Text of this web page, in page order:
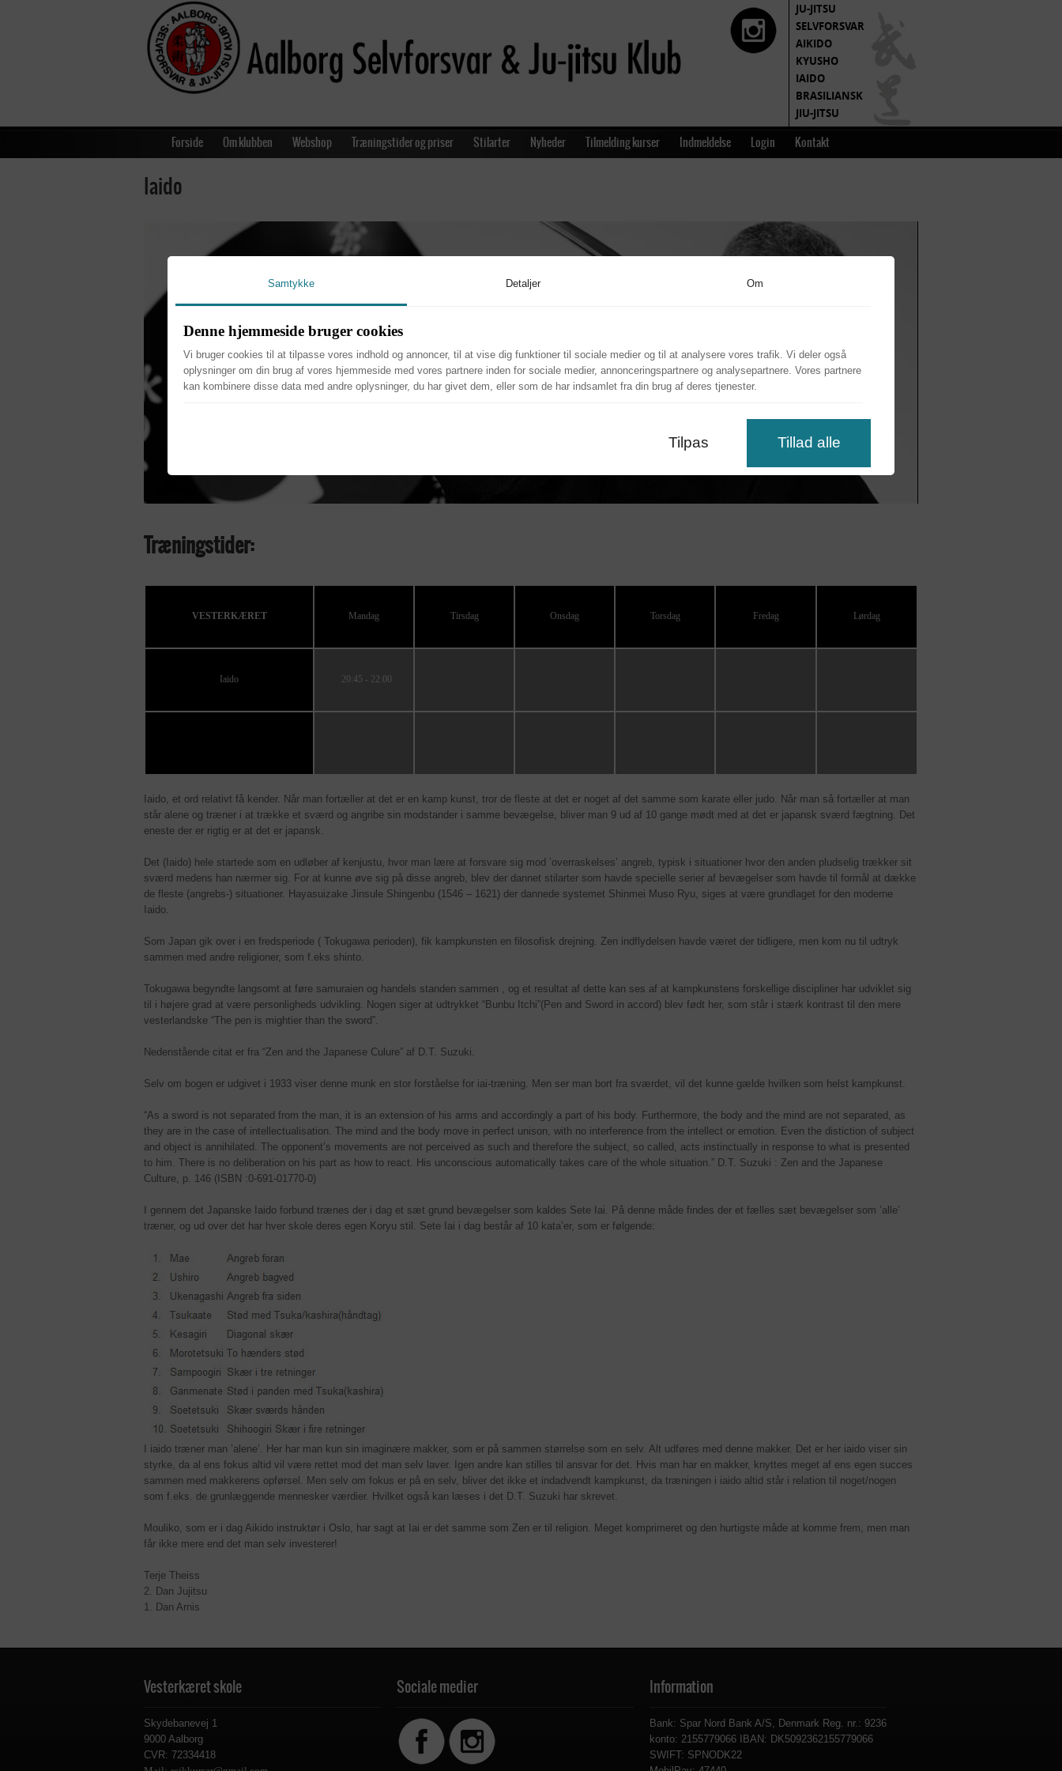
JU-JITSU
SELVFORSVAR
AIKIDO
KYUSHO
IAIDO
BRASILIANSK
JIU-JITSU
MOTIONSRUM
Forside Om klubben Webshop Træningstider og priser Stilarter Nyheder Tilmelding kurser Indmeldelse Login Kontakt
Iaido
Træningstider:
VESTERKÆRET Mandag Tirsdag Onsdag Torsdag Fredag Lørdag
Iaido 20:45 - 22:00
Iaido, et ord relativt få kender. Når man fortæller at det er en kamp kunst, tror de fleste at det er noget af det samme som karate eller judo. Når man så fortæller at man
står alene og træner i at trække et sværd og angribe sin modstander i samme bevægelse, bliver man 9 ud af 10 gange mødt med at det er japansk sværd fægtning. Det
eneste der er rigtig er at det er japansk.
Det (Iaido) hele startede som en udløber af kenjustu, hvor man lære at forsvare sig mod ’overraskelses’ angreb, typisk i situationer hvor den anden pludselig trækker sit
sværd medens han nærmer sig. For at kunne øve sig på disse angreb, blev der dannet stilarter som havde specielle serier af bevægelser som havde til formål at dække
de fleste (angrebs-) situationer. Hayasuizake Jinsule Shingenbu (1546 – 1621) der dannede systemet Shinmei Muso Ryu, siges at være grundlaget for den moderne
Iaido.
Som Japan gik over i en fredsperiode ( Tokugawa perioden), fik kampkunsten en filosofisk drejning. Zen indflydelsen havde været der tidligere, men kom nu til udtryk
sammen med andre religioner, som f.eks shinto.
Tokugawa begyndte langsomt at føre samuraien og handels standen sammen , og et resultat af dette kan ses af at kampkunstens forskellige discipliner har udviklet sig
til i højere grad at være personligheds udvikling. Nogen siger at udtrykket “Bunbu Itchi”(Pen and Sword in accord) blev født her, som står i stærk kontrast til den mere
vesterlandske “The pen is mightier than the sword”.
Nedenstående citat er fra “Zen and the Japanese Culure” af D.T. Suzuki.
Selv om bogen er udgivet i 1933 viser denne munk en stor forståelse for iai-træning. Men ser man bort fra sværdet, vil det kunne gælde hvilken som helst kampkunst.
“As a sword is not separated from the man, it is an extension of his arms and accordingly a part of his body. Furthermore, the body and the mind are not separated, as
they are in the case of intellectualisation. The mind and the body move in perfect unison, with no interference from the intellect or emotion. Even the distiction of subject
and object is annihilated. The opponent’s movements are not perceived as such and therefore the subject, so called, acts instinctually in response to what is presented
to him. There is no deliberation on his part as how to react. His unconscious automatically takes care of the whole situation.” D.T. Suzuki : Zen and the Japanese
Culture, p. 146 (ISBN :0-691-01770-0)
I gennem det Japanske Iaido forbund trænes der i dag et sæt grund bevægelser som kaldes Sete Iai. På denne måde findes der et fælles sæt bevægelser som ’alle’
træner, og ud over det har hver skole deres egen Koryu stil. Sete Iai i dag består af 10 kata’er, som er følgende:
I iaido træner man ’alene’. Her har man kun sin imaginære makker, som er på sammen størrelse som en selv. Alt udføres med denne makker. Det er her iaido viser sin
styrke, da al ens fokus altid vil være rettet mod det man selv laver. Igen andre kan stilles til ansvar for det. Hvis man har en makker, knyttes meget af ens egen succes
sammen med makkerens opførsel. Men selv om fokus er på en selv, bliver det ikke et indadvendt kampkunst, da træningen i iaido altid står i relation til noget/nogen
som f.eks. de grunlæggende mennesker værdier. Hvilket også kan læses i det D.T. Suzuki har skrevet.
Mouliko, som er i dag Aikido instruktør i Oslo, har sagt at Iai er det samme som Zen er til religion. Meget komprimeret og den hurtigste måde at komme frem, men man
får ikke mere end det man selv investerer!
Terje Theiss
2. Dan Jujitsu
1. Dan Arnis
Vesterkæret skole
Skydebanevej 1
9000 Aalborg
CVR: 72334418
Sociale medier Information
Bank: Spar Nord Bank A/S, Denmark Reg. nr.: 9236
konto: 2155779066 IBAN: DK5092362155779066
SWIFT: SPNODK22
Samtykke Detaljer Om
Denne hjemmeside bruger cookies
Vi bruger cookies til at tilpasse vores indhold og annoncer, til at vise dig funktioner til sociale medier og til at analysere vores trafik. Vi deler også
oplysninger om din brug af vores hjemmeside med vores partnere inden for sociale medier, annonceringspartnere og analysepartnere. Vores partnere
kan kombinere disse data med andre oplysninger, du har givet dem, eller som de har indsamlet fra din brug af deres tjenester.
Tilpas Tillad alle